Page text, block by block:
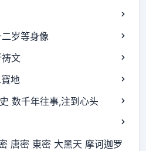
岁等身像
祷文
地
数千年往事,注到心头
唐密 東密 大黑天 摩诃迦罗